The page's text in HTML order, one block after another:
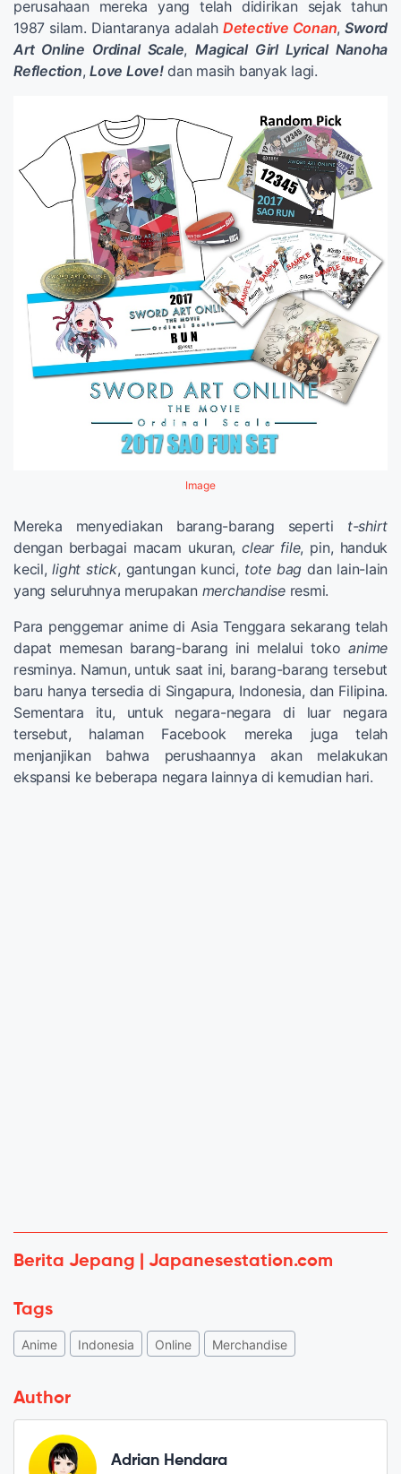
perusahaan mereka yang telah didirikan sejak tahun
1987 silam. Diantaranya adalah Detective Conan,Sword
Art Online Ordinal Scale,Magical Girl Lyrical Nanoha
Reflection, Love Love!dan masih banyak lagi.
Image
Mereka menyediakan barang-barang seperti t-shirt
dengan berbagai macam ukuran,clear file, pin, handuk
kecil,light stick, gantungan kunci, tote bag dan lain-lain
yang seluruhnya merupakan merchandiseresmi.
Para penggemar anime di Asia Tenggara sekarang telah
dapat memesan barang-barang ini melalui tokoanime
resminya. Namun, untuk saat ini, barang-barang tersebut
baru hanya tersedia di Singapura, Indonesia, dan Filipina.
Sementara itu, untuk negara-negara di luar negara
tersebut, halaman Facebook mereka juga telah
menjanjikan bahwa perushaannya akan melakukan
ekspansi ke beberapa negara lainnya di kemudian hari.
Berita Jepang | Japanesestation.com
Tags
Anime Indonesia Online Merchandise
Author
Adrian Hendara